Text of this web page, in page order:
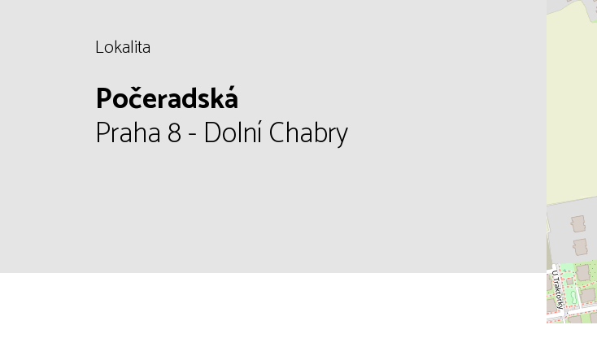
Lokalita
Počeradská
Praha 8 - Dolní Chabry